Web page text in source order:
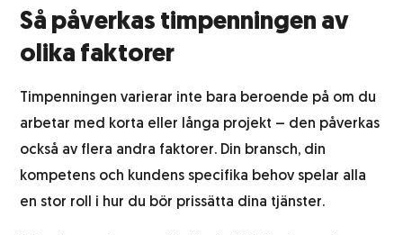
Så påverkas timpenningen av
olika faktorer
Timpenningen varierar inte bara beroende på om du
arbetar med korta eller långa projekt – den påverkas
också av flera andra faktorer. Din bransch, din
kompetens och kundens specifika behov spelar alla
en stor roll i hur du bör prissätta dina tjänster.